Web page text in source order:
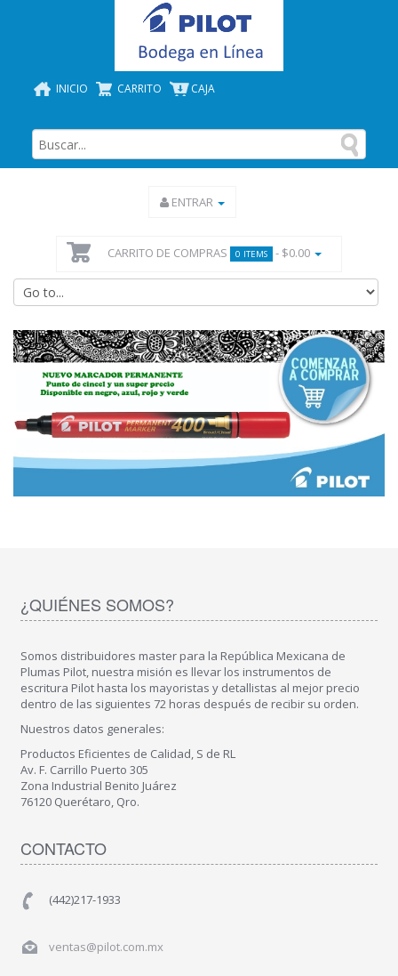
INICIO CARRITO CAJA
ENTRAR
CARRITO DE COMPRAS 0 ITEMS - $0.00
¿QUIÉNES SOMOS?
Somos distribuidores master para la República Mexicana de
Plumas Pilot, nuestra misión es llevar los instrumentos de
escritura Pilot hasta los mayoristas y detallistas al mejor precio
dentro de las siguientes 72 horas después de recibir su orden.
Nuestros datos generales:
Productos Eficientes de Calidad, S de RL
Av. F. Carrillo Puerto 305
Zona Industrial Benito Juárez
76120 Querétaro, Qro.
CONTACTO
(442)217-1933
ventas@pilot.com.mx